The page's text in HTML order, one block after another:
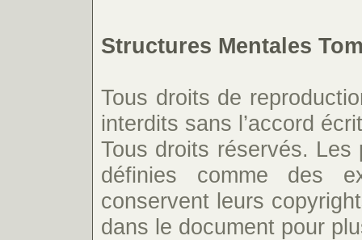
Structures Mentales
Tous droits de
interdits sans l’accord
Tous droits réservés. Les
définies comme des
conservent leurs
dans le document pour